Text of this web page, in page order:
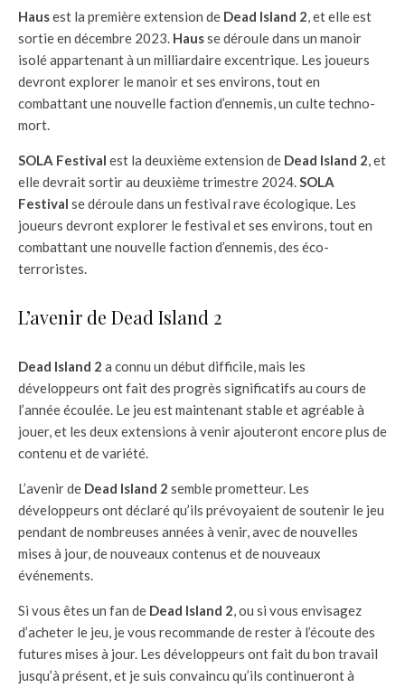
Hausest la première extension de Dead Island 2, et elle est
sortie en décembre 2023. Hausse déroule dans un manoir
isolé appartenant à un milliardaire excentrique. Les joueurs
devront explorer le manoir et ses environs, tout en
combattant une nouvelle faction d’ennemis, un culte techno-
mort.
SOLA Festival est la deuxième extension de Dead Island 2, et
elle devrait sortir au deuxième trimestre 2024.SOLA
Festival se déroule dans un festival rave écologique. Les
joueurs devront explorer le festival et ses environs, tout en
combattant une nouvelle faction d’ennemis, des éco-
terroristes.
L’avenir de Dead Island 2
Dead Island 2 a connu un début difficile, mais les
développeurs ont fait des progrès significatifs au cours de
l’année écoulée. Le jeu est maintenant stable et agréable à
jouer, et les deux extensions à venir ajouteront encore plus de
contenu et de variété.
L’avenir de Dead Island 2 semble prometteur. Les
développeurs ont déclaré qu’ils prévoyaient de soutenir le jeu
pendant de nombreuses années à venir, avec de nouvelles
mises à jour, de nouveaux contenus et de nouveaux
événements.
Si vous êtes un fan de Dead Island 2, ou si vous envisagez
d’acheter le jeu, je vous recommande de rester à l’écoute des
futures mises à jour. Les développeurs ont fait du bon travail
jusqu’à présent, et je suis convaincu qu’ils continueront à